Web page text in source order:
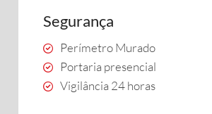
Segurança
Perímetro Murado
Portaria presencial
Vigilância 24 horas